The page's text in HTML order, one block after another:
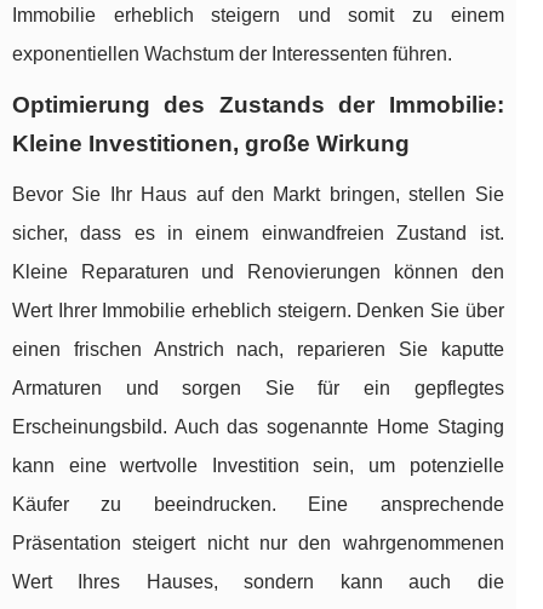
Immobilie erheblich steigern und somit zu einem
exponentiellen Wachstum der Interessenten führen.
Optimierung des Zustands der Immobilie:
Kleine Investitionen, große Wirkung
Bevor Sie Ihr Haus auf den Markt bringen, stellen Sie
sicher, dass es in einem einwandfreien Zustand ist.
Kleine Reparaturen und Renovierungen können den
Wert Ihrer Immobilie erheblich steigern. Denken Sie über
einen frischen Anstrich nach, reparieren Sie kaputte
Armaturen und sorgen Sie für ein gepflegtes
Erscheinungsbild. Auch das sogenannte Home Staging
kann eine wertvolle Investition sein, um potenzielle
Käufer zu beeindrucken. Eine ansprechende
Präsentation steigert nicht nur den wahrgenommenen
Wert Ihres Hauses, sondern kann auch die